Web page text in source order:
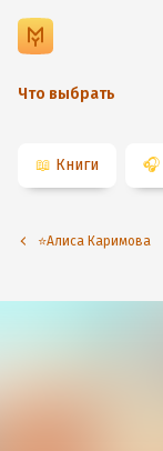
Что выбрать
📖 Книги 🎧
⭐️Алиса Каримова